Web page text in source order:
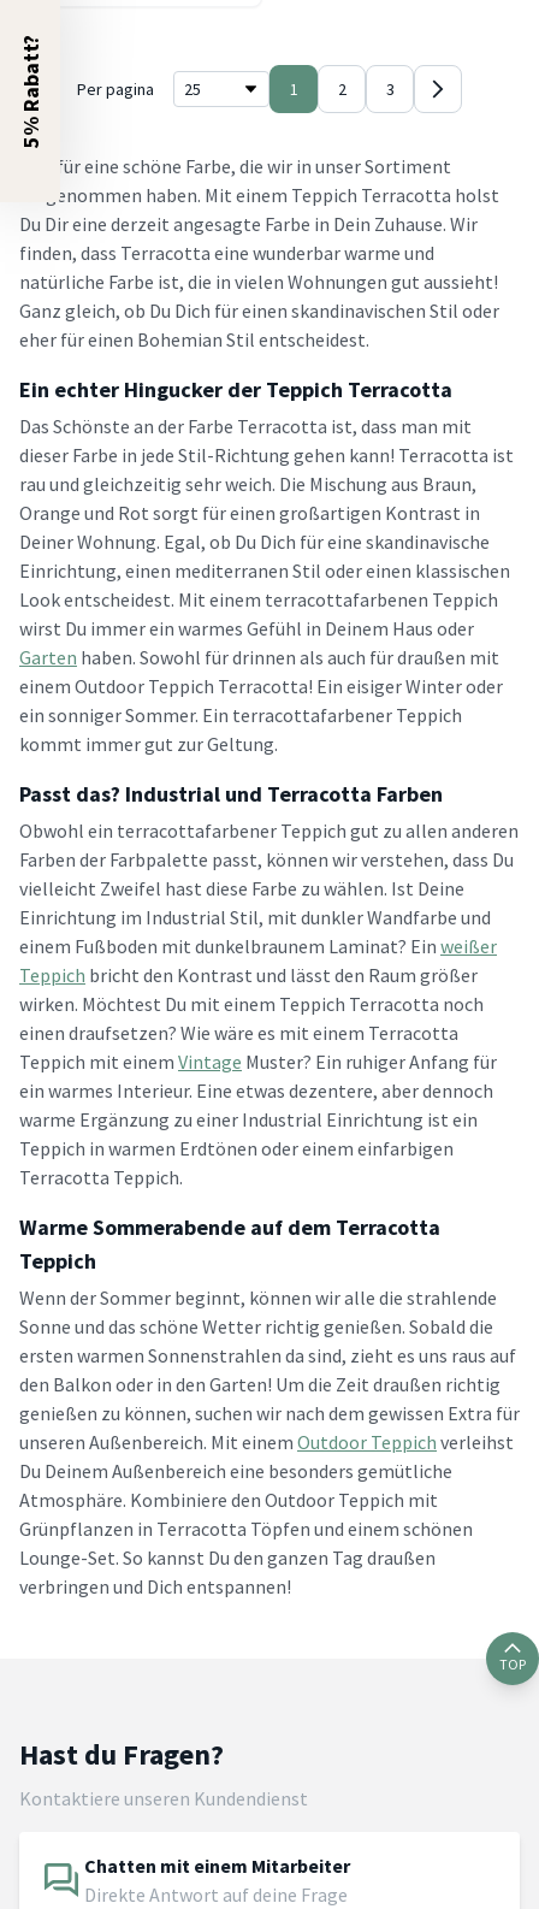
Per pagina 1 2 3
Was für eine schöne Farbe, die wir in unser Sortiment
aufgenommen haben. Mit einem Teppich Terracotta holst
Du Dir eine derzeit angesagte Farbe in Dein Zuhause. Wir
finden, dass Terracotta eine wunderbar warme und
natürliche Farbe ist, die in vielen Wohnungen gut aussieht!
Ganz gleich, ob Du Dich für einen skandinavischen Stil oder
eher für einen Bohemian Stil entscheidest.
Ein echter Hingucker der Teppich Terracotta
Das Schönste an der Farbe Terracotta ist, dass man mit
dieser Farbe in jede Stil-Richtung gehen kann! Terracotta ist
rau und gleichzeitig sehr weich. Die Mischung aus Braun,
Orange und Rot sorgt für einen großartigen Kontrast in
Deiner Wohnung. Egal, ob Du Dich für eine skandinavische
Einrichtung, einen mediterranen Stil oder einen klassischen
Look entscheidest. Mit einem terracottafarbenen Teppich
wirst Du immer ein warmes Gefühl in Deinem Haus oder
Garten haben. Sowohl für drinnen als auch für draußen mit
einem Outdoor Teppich Terracotta! Ein eisiger Winter oder
ein sonniger Sommer. Ein terracottafarbener Teppich
kommt immer gut zur Geltung.
Passt das? Industrial und Terracotta Farben
Obwohl ein terracottafarbener Teppich gut zu allen anderen
Farben der Farbpalette passt, können wir verstehen, dass Du
vielleicht Zweifel hast diese Farbe zu wählen. Ist Deine
Einrichtung im Industrial Stil, mit dunkler Wandfarbe und
einem Fußboden mit dunkelbraunem Laminat? Ein weißer
Teppich bricht den Kontrast und lässt den Raum größer
wirken. Möchtest Du mit einem Teppich Terracotta noch
einen draufsetzen? Wie wäre es mit einem Terracotta
Teppich mit einem Vintage Muster? Ein ruhiger Anfang für
ein warmes Interieur. Eine etwas dezentere, aber dennoch
warme Ergänzung zu einer Industrial Einrichtung ist ein
Teppich in warmen Erdtönen oder einem einfarbigen
Terracotta Teppich.
Warme Sommerabende auf dem Terracotta
Teppich
Wenn der Sommer beginnt, können wir alle die strahlende
Sonne und das schöne Wetter richtig genießen. Sobald die
ersten warmen Sonnenstrahlen da sind, zieht es uns raus auf
den Balkon oder in den Garten! Um die Zeit draußen richtig
genießen zu können, suchen wir nach dem gewissen Extra für
unseren Außenbereich. Mit einem Outdoor Teppich verleihst
Du Deinem Außenbereich eine besonders gemütliche
Atmosphäre. Kombiniere den Outdoor Teppich mit
Grünpflanzen in Terracotta Töpfen und einem schönen
Lounge-Set. So kannst Du den ganzen Tag draußen
verbringen und Dich entspannen!
TOP
Hast du Fragen?
Kontaktiere unseren Kundendienst
Chatten mit einem Mitarbeiter
Direkte Antwort auf deine Frage
5% Rabatt?